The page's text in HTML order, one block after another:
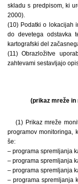
skladu s predpisom, ki
2000).
(10) Podatki o lokacijah
do devetega odstavka
kartografski del
(11) Obrazložitve
zahtevami sestavljajo
(prikaz mreže
(1) Prikaz mreže
programov monitoringa,
še:
– programa spremljanja
– programa spremljanja
– programa spremljanja
– programa spremljanja